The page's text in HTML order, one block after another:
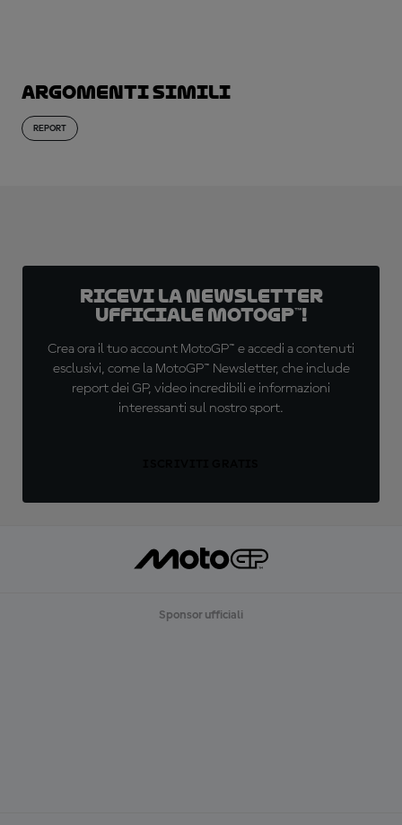
Argomenti simili
REPORT
Ricevi la newsletter
ufficiale MotoGP™!
Crea ora il tuo account MotoGP™ e accedi a contenuti
esclusivi, come la MotoGP™ Newsletter, che include
report dei GP, video incredibili e informazioni
interessanti sul nostro sport.
Sponsor ufficiali